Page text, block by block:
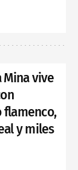
Mina vive
y miles